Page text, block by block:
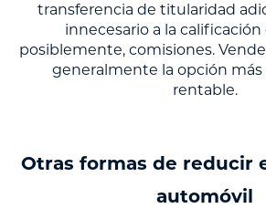
transferencia de titularidad
innecesario a la calificación
posiblemente, comisiones.
generalmente la opción más
rentable.
Otras formas de reducir
automóvil